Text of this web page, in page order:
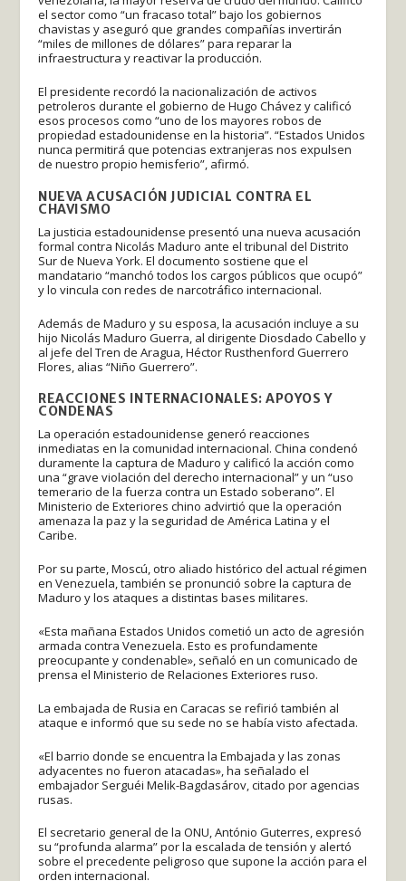
el sector como “un fracaso total” bajo los gobiernos
chavistas y aseguró que grandes compañías invertirán
“miles de millones de dólares” para reparar la
infraestructura y reactivar la producción.
El presidente recordó la nacionalización de activos
petroleros durante el gobierno de Hugo Chávez y calificó
esos procesos como “uno de los mayores robos de
propiedad estadounidense en la historia”. “Estados Unidos
nunca permitirá que potencias extranjeras nos expulsen
de nuestro propio hemisferio”, afirmó.
NUEVA ACUSACIÓN JUDICIAL CONTRA EL
CHAVISMO
La justicia estadounidense presentó una nueva acusación
formal contra Nicolás Maduro ante el tribunal del Distrito
Sur de Nueva York. El documento sostiene que el
mandatario “manchó todos los cargos públicos que ocupó”
y lo vincula con redes de narcotráfico internacional.
Además de Maduro y su esposa, la acusación incluye a su
hijo Nicolás Maduro Guerra, al dirigente Diosdado Cabello y
al jefe del Tren de Aragua, Héctor Rusthenford Guerrero
Flores, alias “Niño Guerrero”.
REACCIONES INTERNACIONALES: APOYOS Y
CONDENAS
La operación estadounidense generó reacciones
inmediatas en la comunidad internacional. China condenó
duramente la captura de Maduro y calificó la acción como
una “grave violación del derecho internacional” y un “uso
temerario de la fuerza contra un Estado soberano”. El
Ministerio de Exteriores chino advirtió que la operación
amenaza la paz y la seguridad de América Latina y el
Caribe.
Por su parte, Moscú, otro aliado histórico del actual régimen
en Venezuela, también se pronunció sobre la captura de
Maduro y los ataques a distintas bases militares.
«Esta mañana Estados Unidos cometió un acto de agresión
armada contra Venezuela. Esto es profundamente
preocupante y condenable», señaló en un comunicado de
prensa el Ministerio de Relaciones Exteriores ruso.
La embajada de Rusia en Caracas se refirió también al
ataque e informó que su sede no se había visto afectada.
«El barrio donde se encuentra la Embajada y las zonas
adyacentes no fueron atacadas», ha señalado el
embajador Serguéi Melik-Bagdasárov, citado por agencias
rusas.
El secretario general de la ONU, António Guterres, expresó
su “profunda alarma” por la escalada de tensión y alertó
sobre el precedente peligroso que supone la acción para el
orden internacional.